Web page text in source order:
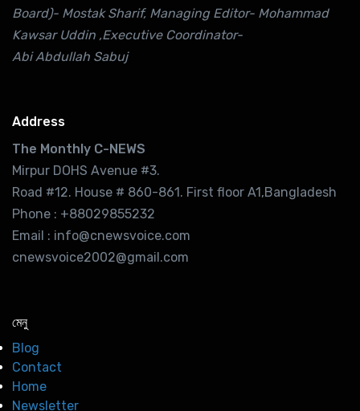
Board)- Mostak Sharif, Managing Editor- Mohammad
Kawsar Uddin ,Executive Coordinator-
Abi Abdullah Sabuj
Address
The Monthly C-NEWS
Mirpur DOHS Avenue #3.
Road #12. House # 860-861. First floor A1,Bangladesh
Phone : +88029855232
Email : info@cnewsvoice.com
cnewsvoice2002@gmail.com
মেনু
Blog
Contact
Home
Newsletter